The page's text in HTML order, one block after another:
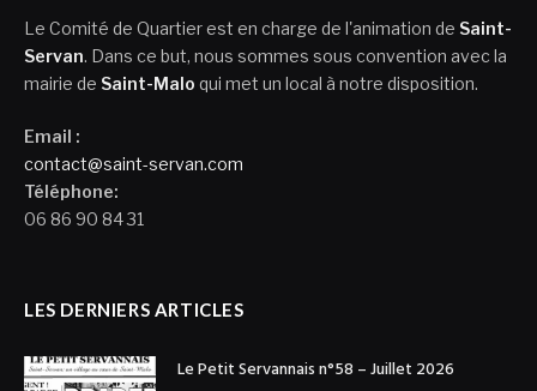
Le Comité de Quartier est en charge de l'animation de Saint-
Servan. Dans ce but, nous sommes sous convention avec la
mairie de Saint-Malo qui met un local à notre disposition.
Email :
contact@saint-servan.com
Téléphone:
06 86 90 84 31
LES DERNIERS ARTICLES
Le Petit Servannais n°58 – Juillet 2026